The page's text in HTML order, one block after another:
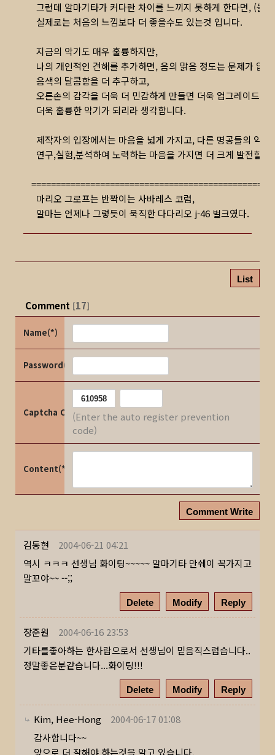
그런데 알마기타가 커다란 차이를 느끼지 못하게 한다면, (물
실제로는 처음의 느낌보다 더 좋을수도 있는것 입니다.
지금의 악기도 매우 훌륭하지만,
나의 개인적인 견해를 추가하면, 음의 맑음 정도는 문제가 없고,
음색의 달콤함을 더 추구하고,
오른손의 감각을 더욱 더 민감하게 만들면 더욱 업그레이드 되
더욱 훌륭한 악기가 되리라 생각합니다.
제작자의 입장에서는 마음을 넓게 가지고, 다른 명공들의 악기
연구,실험,분석하여 노력하는 마음을 가지면 더 크게 발전할수
마리오 그로프는 반짝이는 사바레스 코럼,
알마는 언제나 그렇듯이 묵직한 다다리오 j-46 벌크였다.
List
Comment [17]
Name(*)
Password(*)
Captcha Code(Enter the auto register prevention
code)
Content(*)
Comment Write
김동현
2004-06-21 04:21
역시 ㅋㅋㅋ 선생님 화이팅~~~~~ 알마기타 만쉐이 꼭가지고
말꼬야~~ --;;
Delete Modify Reply
장준원
2004-06-16 23:53
기타를좋아하는 한사람으로서 선생님이 믿음직스럽습니다..
정말좋은분같습니다...화이팅!!!
Delete Modify Reply
Kim, Hee-Hong
2004-06-17 01:08
감사합니다~~